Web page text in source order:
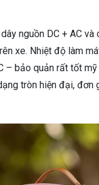
nguồn DC + AC và
xe. Nhiệt độ làm
– bảo quản rất tốt mỹ
tròn hiện đại, đơn